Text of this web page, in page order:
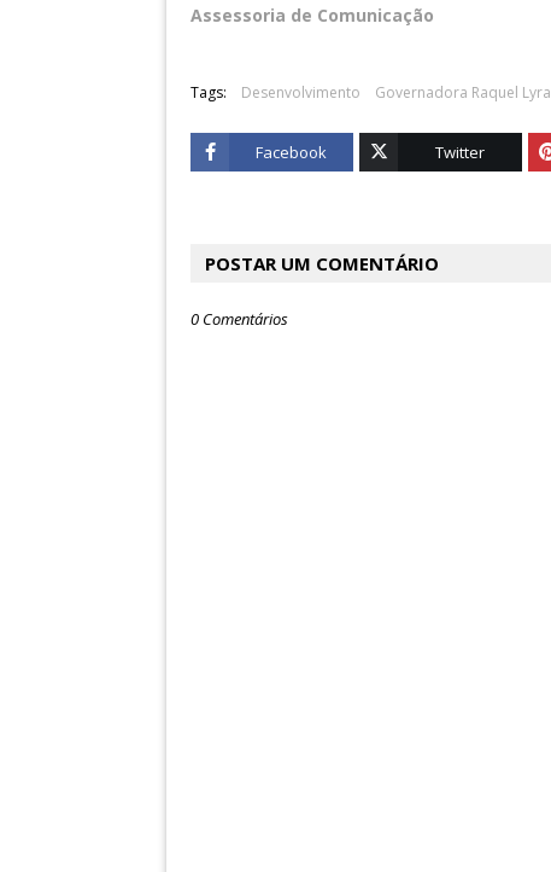
Assessoria de Comunicação
Tags: Desenvolvimento Governadora Raquel Lyra
Facebook Twitter
POSTAR UM COMENTÁRIO
0 Comentários